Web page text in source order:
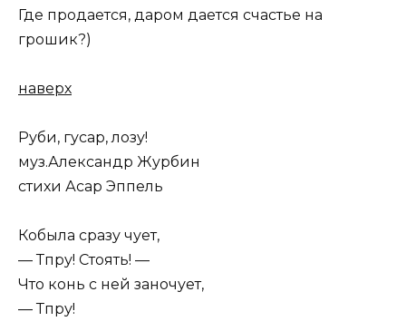
Где продается, даром дается счастье на
грошик?)
наверх
Руби, гусар, лозу!
муз.Александр Журбин
стихи Асар Эппель
Кобыла сразу чует,
— Тпру! Стоять! —
Что конь с ней заночует,
— Тпру!